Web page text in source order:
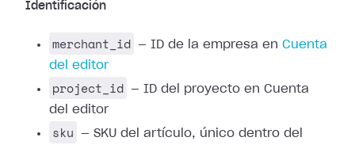
Identificación
merchant_id — ID de la empresa en Cuenta
del editor
project_id
— ID del proyecto en Cuenta
del editor
sku
— SKU del artículo, único dentro del